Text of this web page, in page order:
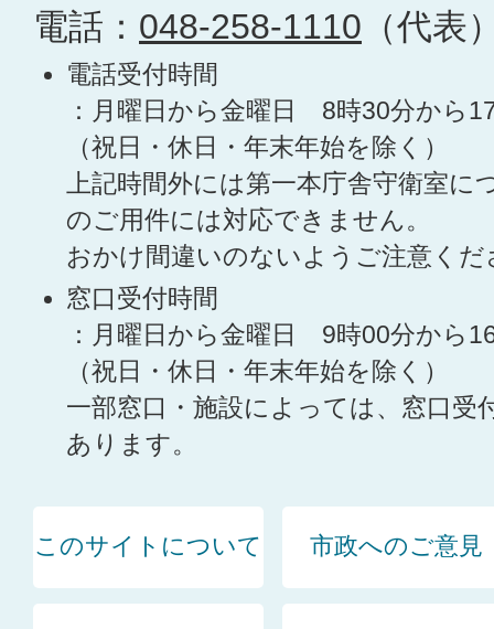
電話： 048-258-1110 （代表
電話受付時間
：月曜日から金曜日 8時30分から
（祝日・休日・年末年始を除く）
上記時間外には第一本庁舎守衛室に
のご用件には対応できません。
おかけ間違いのないようご注意くだ
窓口受付時間
：月曜日から金曜日 9時00分から
（祝日・休日・年末年始を除く）
一部窓口・施設によっては、窓口受
あります。
このサイトについて 市政へのご意見